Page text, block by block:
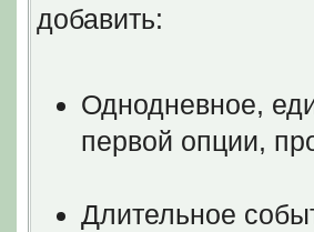
добавить:
Однодневное,
первой опции,
Длительное